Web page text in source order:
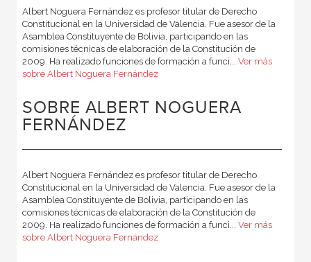
Albert Noguera Fernández es profesor titular de Derecho
Constitucional en la Universidad de Valencia. Fue asesor de la
Asamblea Constituyente de Bolivia, participando en las
comisiones técnicas de elaboración de la Constitución de
2009. Ha realizado funciones de formación a funci... Ver más
sobre Albert Noguera Fernández
SOBRE ALBERT NOGUERA
FERNÁNDEZ
Albert Noguera Fernández es profesor titular de Derecho
Constitucional en la Universidad de Valencia. Fue asesor de la
Asamblea Constituyente de Bolivia, participando en las
comisiones técnicas de elaboración de la Constitución de
2009. Ha realizado funciones de formación a funci... Ver más
sobre Albert Noguera Fernández